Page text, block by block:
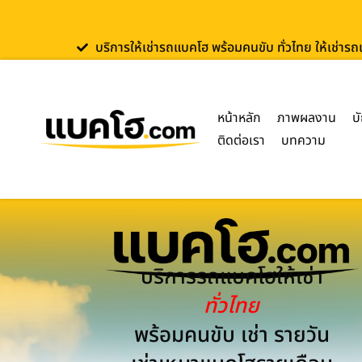
บริการให้เช่ารถแบคโฮ พร้อมคนขับ ทั่วไทย ให้เช่า
หน้าหลัก ภาพผลงาน
ติดต่อเรา
บทความ
บริการรถแบคโฮให้เช่า
ทั่วไทย
พร้อมคนขับ เช่า รายวัน